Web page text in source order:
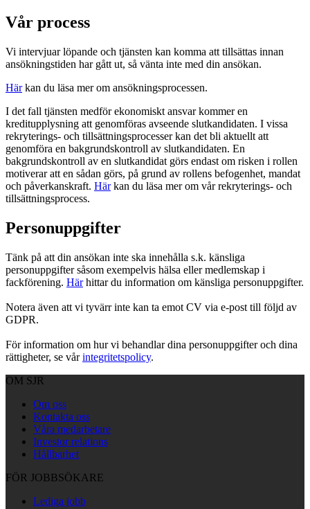
Vår process
Vi intervjuar löpande och tjänsten kan komma att tillsättas innan
ansökningstiden har gått ut, så vänta inte med din ansökan.
Härkan du läsa mer om ansökningsprocessen.
I det fall tjänsten medför ekonomiskt ansvar kommer en
kreditupplysning att genomföras avseende slutkandidaten. I vissa
rekryterings- och tillsättningsprocesser kan det bli aktuellt att
genomföra en bakgrundskontroll av slutkandidaten. En
bakgrundskontroll av en slutkandidat görs endast om risken i rollen
motiverar att en sådan görs, på grund av rollens befogenhet, mandat
och påverkanskraft. Härkan du läsa mer om vår rekryterings- och
tillsättningsprocess.
Personuppgifter
Tänk på att din ansökan inte ska innehålla s.k. känsliga
personuppgifter såsom exempelvis hälsa eller medlemskap i
fackförening. Härhittar du information om känsliga personuppgifter.
Notera även att vi tyvärr inte kan ta emot CV via e-post till följd av
GDPR.
För information om hur vi behandlar dina personuppgifter och dina
rättigheter, se vårintegritetspolicy.
OM SJR
Om oss
Kontakta oss
Våra medarbetare
Investor relations
Hållbarhet
FÖR JOBBSÖKARE
Lediga jobb